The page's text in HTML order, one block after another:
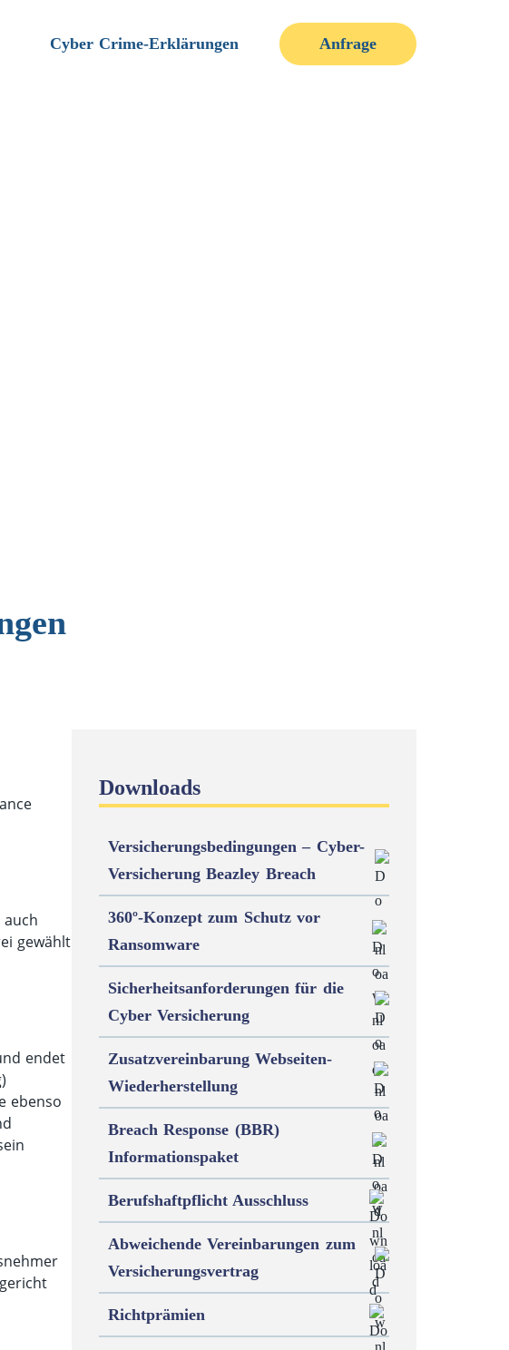
Cyber Crime-Erklärungen Anfrage
gewählt
endet
ebenso
Downloads
Versicherungsbedingungen – Cyber-
Versicherung Beazley Breach
360º-Konzept zum Schutz vor
Ransomware
Sicherheitsanforderungen für die
Cyber Versicherung
Zusatzvereinbarung Webseiten-
Wiederherstellung
Breach Response (BBR)
Informationspaket
Berufshaftpflicht Ausschluss
Abweichende Vereinbarungen zum
Versicherungsvertrag
Richtprämien